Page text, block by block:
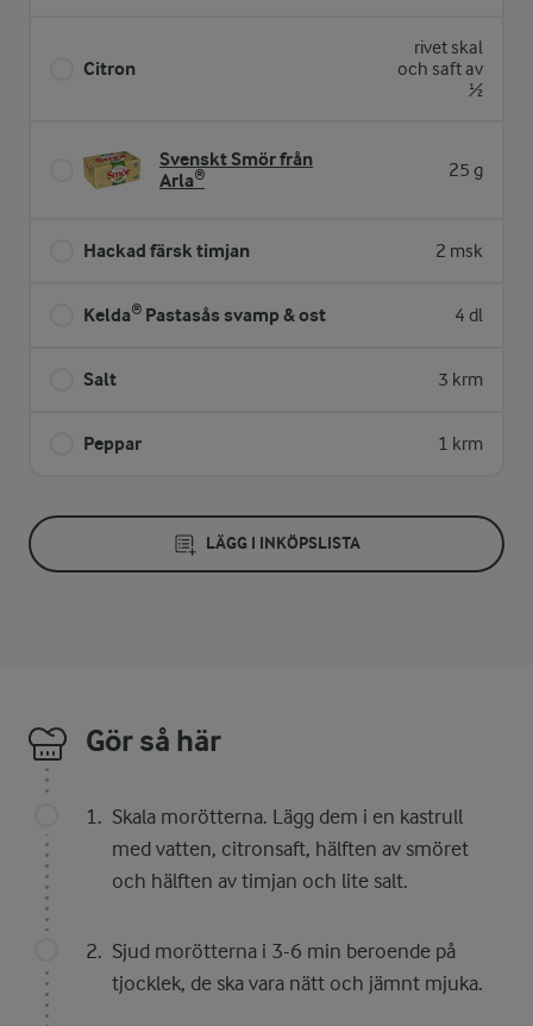
Citron
rivet skal
och saft av
½
Svenskt Smör från
Arla®
25 g
Hackad färsk timjan 2 msk
Kelda® Pastasås svamp & ost 4 dl
Salt 3 krm
Peppar 1 krm
LÄGG I INKÖPSLISTA
Gör så här
Skala morötterna. Lägg dem i en kastrull
med vatten, citronsaft, hälften av smöret
och hälften av timjan och lite salt.
Sjud morötterna i 3-6 min beroende på
tjocklek, de ska vara nätt och jämnt mjuka.